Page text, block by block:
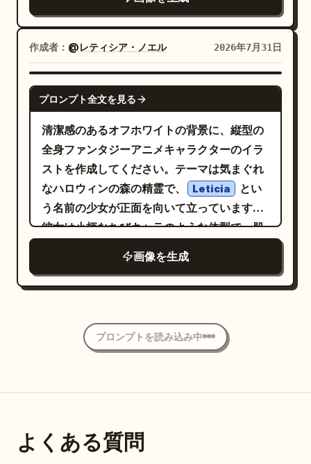
置。さらにその下に、サブタイトル「
」を配置
してください。 左側のステータスパネル: 小
さなカラーアイコンと白い数字を伴う 5 つの
ステータスを縦一列に配置: STR 38、INT
92、WIS 87、DEX 64、CON 76。 右側の
ステータスパネル: 小さなファンタジー風の
盾や宝石のアイコンを伴う 5 つのリソース/防
御値を縦一列に配置: HP 1,140、MP 920、
DEF 412、RES 489、SPD 72。 スキルパネ
ル: 左側に正方形のアイコン、太字のスキル
名、1 行の説明文を伴う 4 つのスキル行を配
置: 1) 「Grove Ward」 — 「ツタを召喚して
味方を守る。」 2) 「Nature’s Grasp」 —
「古代の根で敵を拘束する。」 3)
回復し浄化する。」 4) 「Sporebloom」 —
「毒胞子を放ち敵を弱体化させる。」 フッタ
やすく正確に綴り、上部エンブレム 3 つ、左
面と脚部はネイビーブルー。胸の中央には大
きな黒いクモのエンブレム",
"accessories": "ポーズに応じてフルフェイ
スマスクまたは半分外した状態を選択可能
（半分外した場合はマスクを手に持たせ
る）。手袋とブーツはスーツのパターンと完
全に一致し、損傷がないこと" },
"pose_and_composition": { "framing":
"ミディアムからフルボディショット。屋上
の縁や手すりに座っている被写体", "pose":
"縁にリラックスして座り、片足を立て、肘
いる。頭はカメラの方を向き、穏やかで自信
に満ちた、少し真剣な表情",
ーアングルからアイレベル。被写界深度は浅
景にある都市の屋上
のスカイライン。被写体に焦点を合わせるた
め、背景は柔らかくぼかす（ボケ味）",
の背景、柔らかく均一な照明。背景、小道
具、テキストは一切なし。 レイアウト：同じ
キャラクターの全身像を 3 つ、左から右へ均
等に配置する（正面図 1 つ、左側面図 1 つ、
背面図 1 つ）。3 体とも直立し、腕を体から
わずかに離して垂らし、足は長い引きずるよ
うなローブの下に隠す。垂直方向に中央揃え
にし、裾が下端に触れる程度の位置に配置す
る。 被写体の詳細：キャラクターは
顔のないダークゴーストスピリットのような存在
で、背が高く細身。何層にも重なった黒いボ
ロボロのローブに完全に覆われている。衣服
は多くの裂けた布の帯で構成され、三角形の
破れたエッジ、擦り切れた穴、ドレープ状の
ひだ、床付近でたわむ長い裾が特徴。シルエ
側面図では、フードの下に滑らかな白い楕円
形の仮面が見え、2 つの細い横長の黒い目の
きく不気味に笑う口が描かれている。背面図
ーブのみが見え、仮面は見えない。 手と爪：
見える手にはそれぞれ 5 本の長く湾曲した白
作成者： @レティシア・ノエル 2026年7月31日
GPT IMAGE 2
プロンプト全文を見る
清潔感のあるオフホワイトの背景に、縦型の
全身ファンタジーアニメキャラクターのイラ
ストを作成してください。テーマは気まぐれ
なハロウィンの森の精霊で、
Leticia
とい
う名前の少女が正面を向いて立っています。
彼女は小柄なちびキャラのような体型で、肌
す。大きな灰茶色の瞳、短い黒髪のバング
ス、そして毛先がティールブルーのグラデー
女は、シアン色の三角形の光とリング状のア
クセントが輝く、未来的な特大の黒い猫耳ヘ
ティール色
チワークの三角形、小さな幽霊、ドクロ、
星、ステッチ、タッセル、ビーズ、チャー
画像を生成
プロンプトを読み込み中
よくある質問